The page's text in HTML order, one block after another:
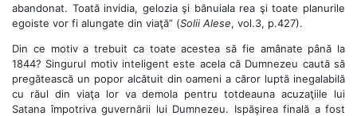
abandonat. Toată invidia, gelozia şi bănuiala rea şi toate planurile
egoiste vor fi alungate din viaţă” (Solii Alese, vol.3, p.427).
Din ce motiv a trebuit ca toate acestea să fie amânate până la
1844? Singurul motiv inteligent este acela că Dumnezeu caută să
pregătească un popor alcătuit din oameni a căror luptă inegalabilă
cu răul din viaţa lor va demola pentru totdeauna acuzaţiile lui
Satana împotriva guvernării lui Dumnezeu. Ispăşirea finală a fost